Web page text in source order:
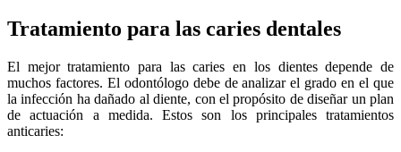
Tratamiento para las caries dentales
El mejor tratamiento para las caries en los dientes depende de
muchos factores. El odontólogo debe de analizar el grado en el que
la infección ha dañado al diente, con el propósito de diseñar un plan
de actuación a medida. Estos son los principales tratamientos
anticaries: